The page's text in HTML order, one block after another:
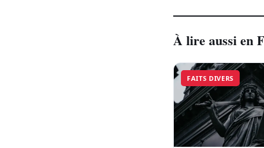
À lire aussi en
FAITS DIVERS